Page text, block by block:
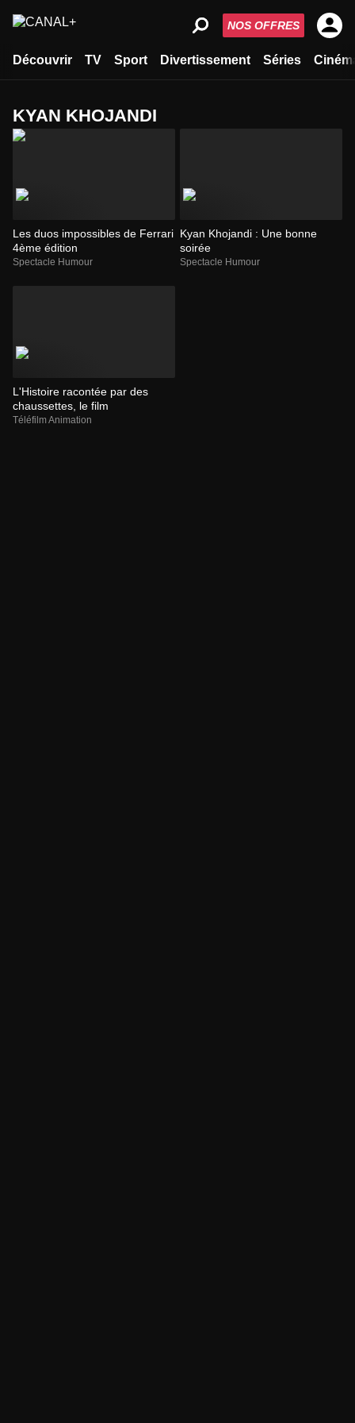
Découvrir TV Sport Divertissement Séries
NOS OFFRES
KYAN KHOJANDI
Les duos impossibles de Ferrari
4ème édition
Spectacle Humour
Kyan Khojandi : Une bonne
soirée
Spectacle Humour
L'Histoire racontée par des
chaussettes, le film
Téléfilm Animation